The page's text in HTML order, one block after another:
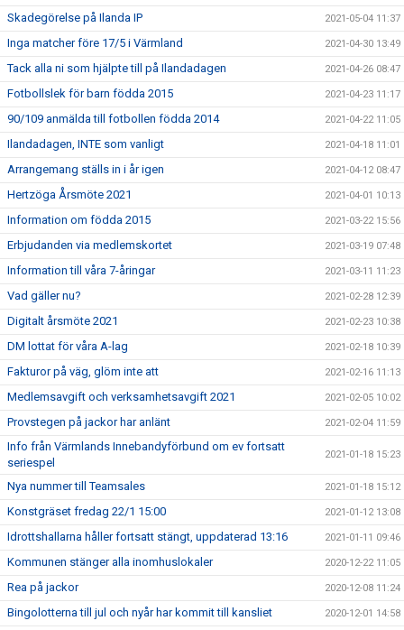
Skadegörelse på Ilanda IP 2021-05-04 11:37
Inga matcher före 17/5 i Värmland 2021-04-30 13:49
Tack alla ni som hjälpte till på Ilandadagen 2021-04-26 08:47
Fotbollslek för barn födda 2015 2021-04-23 11:17
90/109 anmälda till fotbollen födda 2014 2021-04-22 11:05
Ilandadagen, INTE som vanligt 2021-04-18 11:01
Arrangemang ställs in i år igen 2021-04-12 08:47
Hertzöga Årsmöte 2021 2021-04-01 10:13
Information om födda 2015 2021-03-22 15:56
Erbjudanden via medlemskortet 2021-03-19 07:48
Information till våra 7-åringar 2021-03-11 11:23
Vad gäller nu? 2021-02-28 12:39
Digitalt årsmöte 2021 2021-02-23 10:38
DM lottat för våra A-lag 2021-02-18 10:39
Fakturor på väg, glöm inte att 2021-02-16 11:13
Medlemsavgift och verksamhetsavgift 2021 2021-02-05 10:02
Provstegen på jackor har anlänt 2021-02-04 11:59
Info från Värmlands Innebandyförbund om ev fortsatt
seriespel
2021-01-18 15:23
Nya nummer till Teamsales 2021-01-18 15:12
Konstgräset fredag 22/1 15:00 2021-01-12 13:08
Idrottshallarna håller fortsatt stängt, uppdaterad 13:16 2021-01-11 09:46
Kommunen stänger alla inomhuslokaler 2020-12-22 11:05
Rea på jackor 2020-12-08 11:24
Bingolotterna till jul och nyår har kommit till kansliet 2020-12-01 14:58